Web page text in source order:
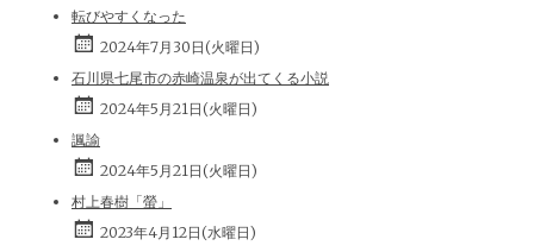
転びやすくなった
2024年7月30日(火曜日)
石川県七尾市の赤崎温泉が出てくる小説
2024年5月21日(火曜日)
諷諭
2024年5月21日(火曜日)
村上春樹「螢」
2023年4月12日(水曜日)